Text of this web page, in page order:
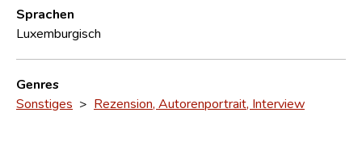
Sprachen
Luxemburgisch
Genres
Sonstiges > Rezension, Autorenportrait, Interview